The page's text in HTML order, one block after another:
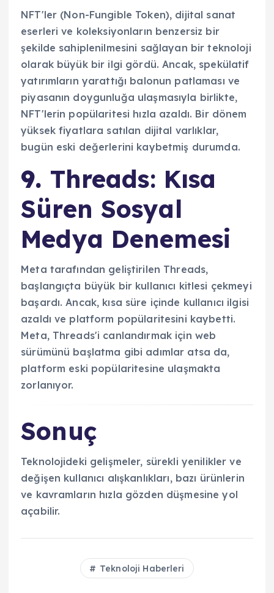
NFT'ler (Non-Fungible Token), dijital sanat
eserleri ve koleksiyonların benzersiz bir
şekilde sahiplenilmesini sağlayan bir teknoloji
olarak büyük bir ilgi gördü. Ancak, spekülatif
yatırımların yarattığı balonun patlaması ve
piyasanın doygunluğa ulaşmasıyla birlikte,
NFT'lerin popülaritesi hızla azaldı. Bir dönem
yüksek fiyatlara satılan dijital varlıklar,
bugün eski değerlerini kaybetmiş durumda.
9. Threads: Kısa
Süren Sosyal
Medya Denemesi
Meta tarafından geliştirilen Threads,
başlangıçta büyük bir kullanıcı kitlesi çekmeyi
başardı. Ancak, kısa süre içinde kullanıcı ilgisi
azaldı ve platform popülaritesini kaybetti.
Meta, Threads'i canlandırmak için web
sürümünü başlatma gibi adımlar atsa da,
platform eski popülaritesine ulaşmakta
zorlanıyor.
Sonuç
Teknolojideki gelişmeler, sürekli yenilikler ve
değişen kullanıcı alışkanlıkları, bazı ürünlerin
ve kavramların hızla gözden düşmesine yol
açabilir.
Teknoloji Haberleri